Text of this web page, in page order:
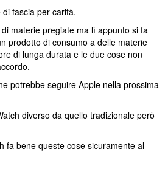
fascia per carità.
materie pregiate ma lì appunto si fa
prodotto di consumo a delle materie
di lunga durata e le due cose non
potrebbe seguire Apple nella prossima
diverso da quello tradizionale però
fa bene queste cose sicuramente al